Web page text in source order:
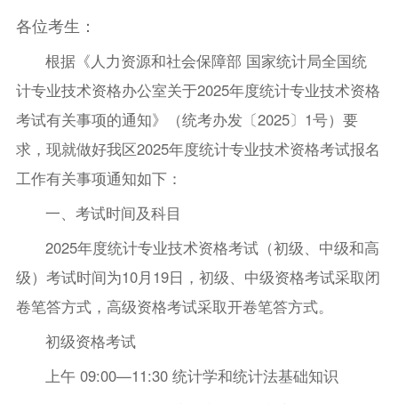
各位考生：
根据《人力资源和社会保障部 国家统计局全国统
计专业技术资格办公室关于2025年度统计专业技术资格
考试有关事项的通知》（统考办发〔2025〕1号）要
求，现就做好我区2025年度统计专业技术资格考试报名
工作有关事项通知如下：
一、考试时间及科目
2025年度统计专业技术资格考试（初级、中级和高
级）考试时间为10月19日，初级、中级资格考试采取闭
卷笔答方式，高级资格考试采取开卷笔答方式。
初级资格考试
上午 09:00—11:30 统计学和统计法基础知识